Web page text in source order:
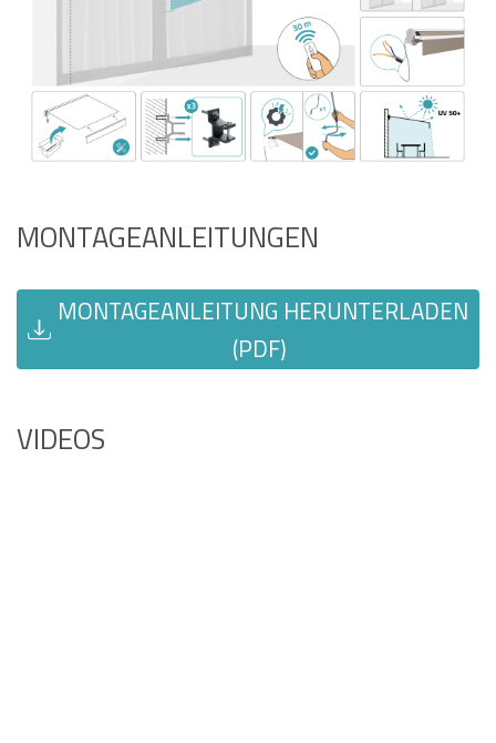
MONTAGEANLEITUNGEN
MONTAGEANLEITUNG HERUNTERLADEN
(PDF)
VIDEOS